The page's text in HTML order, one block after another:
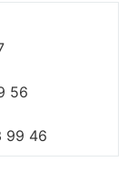
56
99 46